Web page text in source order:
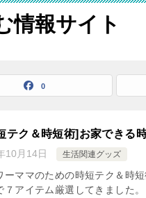
情報サイト
0
テク＆時短術]お家できる
10月14日 生活関連グッズ
ーママのための時短テク＆時
７アイテム厳選してきました